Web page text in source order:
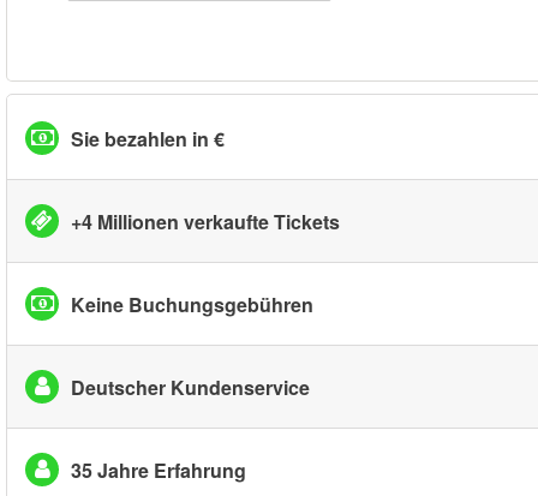
Sie bezahlen in €
+4 Millionen verkaufte Tickets
Keine Buchungsgebühren
Deutscher Kundenservice
35 Jahre Erfahrung